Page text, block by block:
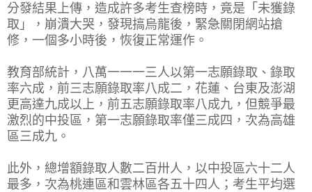
分發結果上傳，造成許多考生查榜時，竟是「未獲錄
取」，崩潰大哭，發現搞烏龍後，緊急關閉網站搶
修，一個多小時後，恢復正常運作。
教育部統計，八萬一一一三人以第一志願錄取、錄取
率六成，前三志願錄取率八成二，花蓮、台東及澎湖
更高達九成以上，前五志願錄取率八成九，但競爭最
激烈的中投區，第一志願錄取率僅三成四，次為高雄
區三成九。
此外，總增額錄取人數二百卅人，以中投區六十二人
最多，次為桃連區和雲林區各五十四人；考生平均選